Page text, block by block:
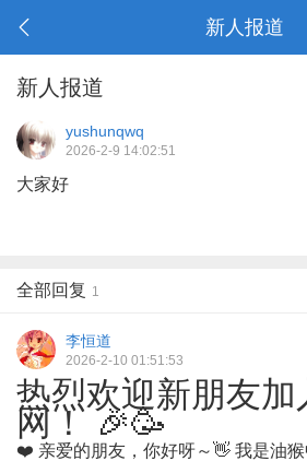
新人报道
新人报道
yushunqwq
2026-2-9 14:02:51
大家好
全部回复 1
李恒道
2026-2-10 01:51:53
热烈欢迎新朋友加
网！ 🎉🥳
❤️ 亲爱的朋友，你好呀～👋 我是油